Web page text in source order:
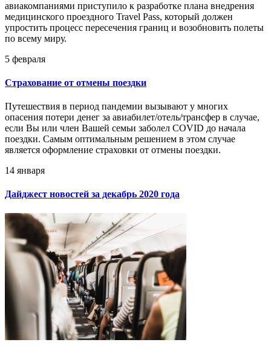
авиакомпаниями приступило к разработке плана внедрения
медицинского проездного Travel Pass, который должен
упростить процесс пересечения границ и возобновить полеты
по всему миру.
5 февраля
Страхование от отмены поездки
Путешествия в период пандемии вызывают у многих
опасения потери денег за авиабилет/отель/трансфер в случае,
если Вы или член Вашей семьи заболел COVID до начала
поездки. Самым оптимальным решением в этом случае
является оформление страховки от отмены поездки.
14 января
Дайджест новостей за декабрь 2020 года